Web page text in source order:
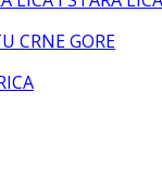
CRNE GORE